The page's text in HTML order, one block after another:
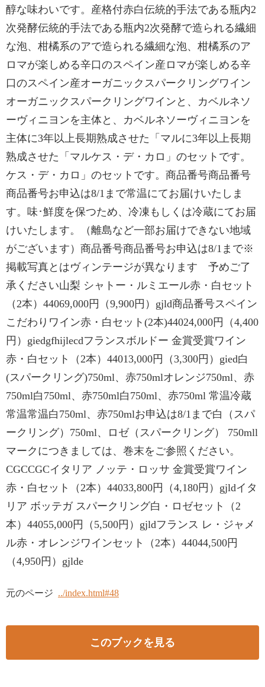
醇な味わいです。産格付赤白伝統的手法である瓶内2
次発酵伝統的手法である瓶内2次発酵で造られる繊細
な泡、柑橘系のアで造られる繊細な泡、柑橘系のア
ロマが楽しめる辛口のスペイン産ロマが楽しめる辛
口のスペイン産オーガニックスパークリングワイン
オーガニックスパークリングワインと、カベルネソ
ーヴィニヨンを主体と、カベルネソーヴィニヨンを
主体に3年以上長期熟成させた「マルに3年以上長期
熟成させた「マルケス・デ・カロ」のセットです。
ケス・デ・カロ」のセットです。商品番号商品番号
商品番号お申込は8/1まで常温にてお届けいたしま
す。味･鮮度を保つため、冷凍もしくは冷蔵にてお届
けいたします。（離島など一部お届けできない地域
がございます）商品番号商品番号お申込は8/1まで※
掲載写真とはヴィンテージが異なります 予めご了
承ください山梨 シャトー・ルミエール赤・白セット
（2本）44069,000円（9,900円）gjld商品番号スペイン
こだわりワイン赤・白セット(2本)44024,000円（4,400
円）giedgfhijlecdフランスボルドー 金賞受賞ワイン
赤・白セット（2本）44013,000円（3,300円）gied白
(スパークリング)750ml、赤750mlオレンジ750ml、赤
750ml白750ml、赤750ml白750ml、赤750ml 常温冷蔵
常温常温白750ml、赤750mlお申込は8/1まで白（スパ
ークリング）750ml、ロゼ（スパークリング） 750mll
マークにつきましては、巻末をご参照ください。
CGCCGCイタリア ノッテ・ロッサ 金賞受賞ワイン
赤・白セット（2本）44033,800円（4,180円）gjldイタ
リア ボッテガ スパークリング白・ロゼセット（2
本）44055,000円（5,500円）gjldフランス レ・ジャメ
ル赤・オレンジワインセット（2本）44044,500円
（4,950円）gjlde
元のページ ../index.html#48
このブックを見る